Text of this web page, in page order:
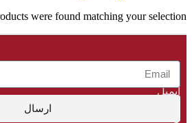
were found matching your selection.
لطفاً
ایمیل
ارسال